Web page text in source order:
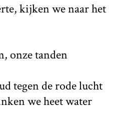
kijken we naar het
onze tanden
tegen de rode lucht
we heet water